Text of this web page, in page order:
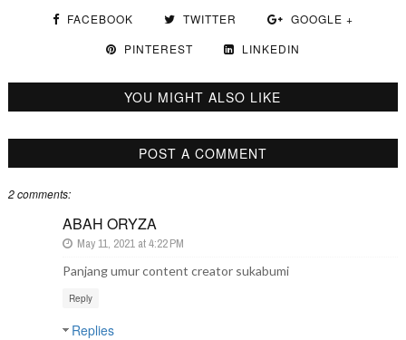
FACEBOOK TWITTER
GOOGLE +
PINTEREST
LINKEDIN
YOU MIGHT ALSO LIKE
POST A COMMENT
2 comments:
ABAH ORYZA
May 11, 2021 at 4:22 PM
Panjang umur content creator sukabumi
Reply
Replies